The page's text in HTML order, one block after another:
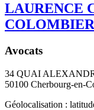
LAURENCE
Avocats
34 QUAI
50100 Cherbourg-en-
Géolocalisation :